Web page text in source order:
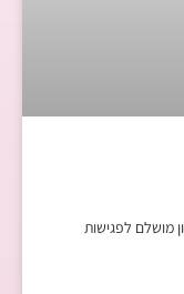
מושלם לפגישות